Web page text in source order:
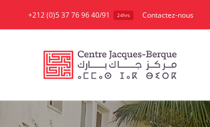
to
+212 (0)5 37 76 96 40/91 24hrs Contactez-nous